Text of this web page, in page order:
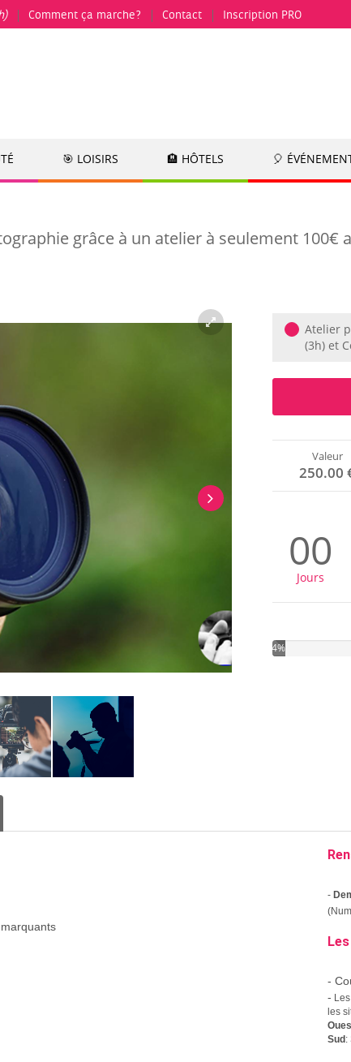
Comment ça marche? Contact Inscription PRO
🎯 LOISIRS 🏨 HÔTELS 🎈
grâce à un atelier à seulement 100€
Atelier
(3h) et
Valeur
250.00
00
Jours
4%
-
-
-
les
Sud :